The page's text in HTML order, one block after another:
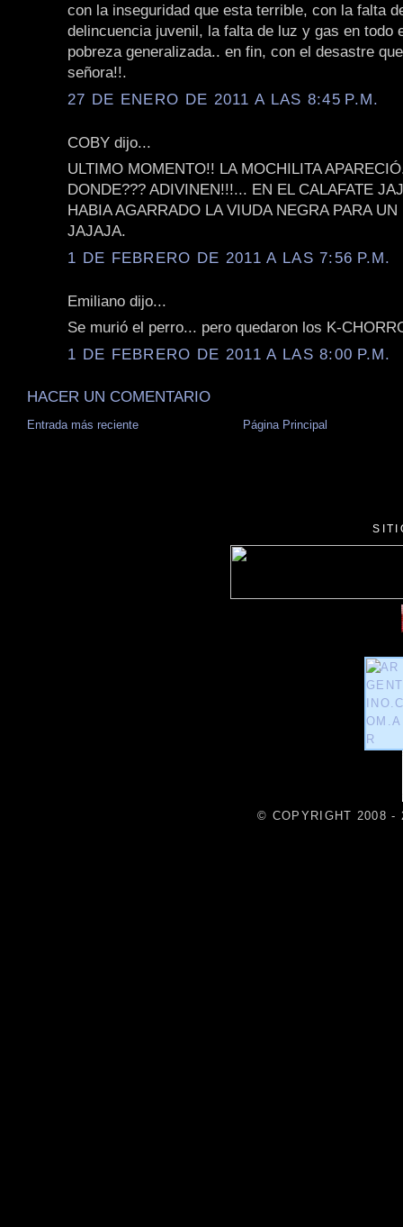
con la inseguridad que esta terrible, con la falta
delincuencia juvenil, la falta de luz y gas en todo
pobreza generalizada.. en fin, con el desastre
señora!!.
27 DE ENERO DE 2011 A LAS 8:45 P.M.
COBY dijo...
ULTIMO MOMENTO!! LA MOCHILITA
DONDE??? ADIVINEN!!!... EN EL CALAFATE
HABIA AGARRADO LA VIUDA NEGRA PARA
JAJAJA.
1 DE FEBRERO DE 2011 A LAS 7:56 P.M.
Emiliano dijo...
Se murió el perro... pero quedaron los K-
1 DE FEBRERO DE 2011 A LAS 8:00 P.M.
HACER UN COMENTARIO
Entrada más reciente Página Principal
© COPYRIGHT 2008